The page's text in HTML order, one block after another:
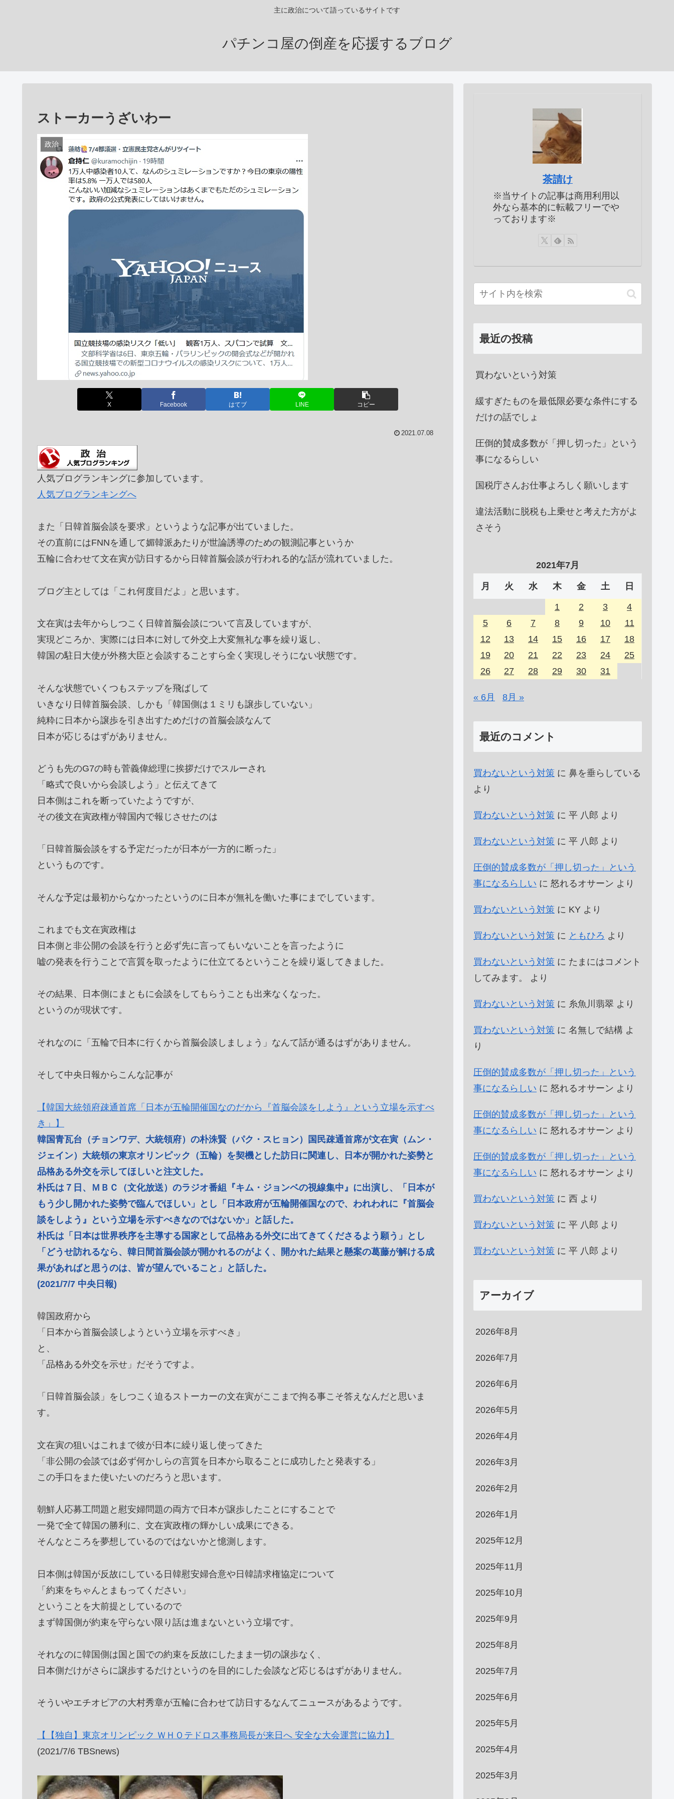
主に政治について語っているサイトです
パチンコ屋の倒産を応援するブログ
ストーカーうざいわー
政治
X Facebook はてブ LINE コピー
2021.07.08
人気ブログランキングに参加しています。
人気ブログランキングへ
また「日韓首脳会談を要求」というような記事が出ていました。
その直前にはFNNを通して媚韓派あたりが世論誘導のための観測記事というか
五輪に合わせて文在寅が訪日するから日韓首脳会談が行われる的な話が流れていました。
ブログ主としては「これ何度目だよ」と思います。
文在寅は去年からしつこく日韓首脳会談について言及していますが、
実現どころか、実際には日本に対して外交上大変無礼な事を繰り返し、
韓国の駐日大使が外務大臣と会談することすら全く実現しそうにない状態です。
そんな状態でいくつもステップを飛ばして
いきなり日韓首脳会談、しかも「韓国側は１ミリも譲歩していない」
純粋に日本から譲歩を引き出すためだけの首脳会談なんて
日本が応じるはずがありません。
どうも先のG7の時も菅義偉総理に挨拶だけでスルーされ
「略式で良いから会談しよう」と伝えてきて
日本側はこれを断っていたようですが、
その後文在寅政権が韓国内で報じさせたのは
「日韓首脳会談をする予定だったが日本が一方的に断った」
というものです。
そんな予定は最初からなかったというのに日本が無礼を働いた事にまでしています。
これまでも文在寅政権は
日本側と非公開の会談を行うと必ず先に言ってもいないことを言ったように
嘘の発表を行うことで言質を取ったように仕立てるということを繰り返してきました。
その結果、日本側にまともに会談をしてもらうことも出来なくなった。
というのが現状です。
それなのに「五輪で日本に行くから首脳会談しましょう」なんて話が通るはずがありません。
そして中央日報からこんな記事が
【韓国大統領府疎通首席「日本が五輪開催国なのだから『首脳会談をしよう』という立場を示すべ
き」】
韓国青瓦台（チョンワデ、大統領府）の朴洙賢（パク・スヒョン）国民疎通首席が文在寅（ムン・
ジェイン）大統領の東京オリンピック（五輪）を契機とした訪日に関連し、日本が開かれた姿勢と
品格ある外交を示してほしいと注文した。
朴氏は７日、ＭＢＣ（文化放送）のラジオ番組『キム・ジョンベの視線集中』に出演し、「日本が
もう少し開かれた姿勢で臨んでほしい」とし「日本政府が五輪開催国なので、われわれに『首脳会
談をしよう』という立場を示すべきなのではないか」と話した。
朴氏は「日本は世界秩序を主導する国家として品格ある外交に出てきてくださるよう願う」とし
「どうせ訪れるなら、韓日間首脳会談が開かれるのがよく、開かれた結果と懸案の葛藤が解ける成
果があればと思うのは、皆が望んでいること」と話した。
(2021/7/7 中央日報)
韓国政府から
「日本から首脳会談しようという立場を示すべき」
と、
「品格ある外交を示せ」だそうですよ。
「日韓首脳会談」をしつこく迫るストーカーの文在寅がここまで拘る事こそ答えなんだと思いま
す。
文在寅の狙いはこれまで彼が日本に繰り返し使ってきた
「非公開の会談では必ず何かしらの言質を日本から取ることに成功したと発表する」
この手口をまた使いたいのだろうと思います。
朝鮮人応募工問題と慰安婦問題の両方で日本が譲歩したことにすることで
一発で全て韓国の勝利に、文在寅政権の輝かしい成果にできる。
そんなところを夢想しているのではないかと憶測します。
日本側は韓国が反故にしている日韓慰安婦合意や日韓請求権協定について
「約束をちゃんとまもってください」
ということを大前提としているので
まず韓国側が約束を守らない限り話は進まないという立場です。
それなのに韓国側は国と国での約束を反故にしたまま一切の譲歩なく、
日本側だけがさらに譲歩するだけというのを目的にした会談など応じるはずがありません。
そういやエチオピアの大村秀章が五輪に合わせて訪日するなんてニュースがあるようです。
【【独自】東京オリンピック ＷＨＯテドロス事務局長が来日へ 安全な大会運営に協力】
(2021/7/6 TBSnews)
茶請け
※当サイトの記事は商用利用以
外なら基本的に転載フリーでや
っております※
最近の投稿
買わないという対策
緩すぎたものを最低限必要な条件にする
だけの話でしょ
圧倒的賛成多数が「押し切った」という
事になるらしい
国税庁さんお仕事よろしく願いします
違法活動に脱税も上乗せと考えた方がよ
さそう
2021年7月
月 火 水 木 金 土 日
1 2 3
4
5
6 7 8 9 10
11
12
13 14 15 16 17
18
19
20 21 22 23 24
25
26
27 28 29 30 31
« 6月 8月 »
最近のコメント
買わないという対策 に 鼻を垂らしている
より
買わないという対策 に 平 八郎 より
買わないという対策 に 平 八郎 より
圧倒的賛成多数が「押し切った」という
事になるらしい に 怒れるオサーン より
買わないという対策 に KY より
買わないという対策 に ともひろ より
買わないという対策 に たまにはコメント
してみます。
より
買わないという対策 に 糸魚川翡翠 より
買わないという対策 に 名無しで結構 よ
り
圧倒的賛成多数が「押し切った」という
事になるらしい に 怒れるオサーン より
圧倒的賛成多数が「押し切った」という
事になるらしい に 怒れるオサーン より
圧倒的賛成多数が「押し切った」という
事になるらしい に 怒れるオサーン より
買わないという対策 に 西 より
買わないという対策 に 平 八郎 より
買わないという対策 に 平 八郎 より
アーカイブ
2026年8月
2026年7月
2026年6月
2026年5月
2026年4月
2026年3月
2026年2月
2026年1月
2025年12月
2025年11月
2025年10月
2025年9月
2025年8月
2025年7月
2025年6月
2025年5月
2025年4月
2025年3月